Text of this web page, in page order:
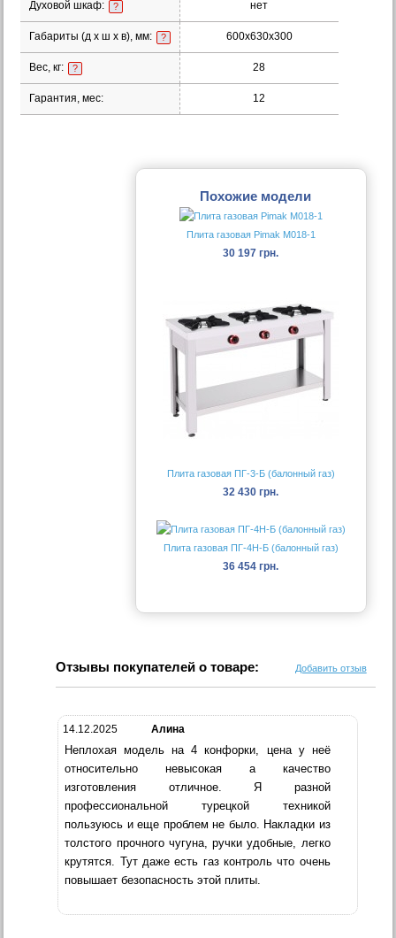
Духовой шкаф: ? нет
Габариты (д х ш х в), мм: ? 600х630х300
Вес, кг: ? 28
Гарантия, мес: 12
Похожие модели
Плита газовая Pimak М018-1
30 197 грн.
Плита газовая ПГ-3-Б (балонный газ)
32 430 грн.
Плита газовая ПГ-4Н-Б (балонный газ)
36 454 грн.
Отзывы покупателей о товаре: Добавить отзыв
14.12.2025 Алина
Неплохая модель на 4 конфорки, цена у неё
относительно невысокая а качество
изготовления отличное. Я разной
профессиональной турецкой техникой
пользуюсь и еще проблем не было. Накладки из
толстого прочного чугуна, ручки удобные, легко
крутятся. Тут даже есть газ контроль что очень
повышает безопасность этой плиты.